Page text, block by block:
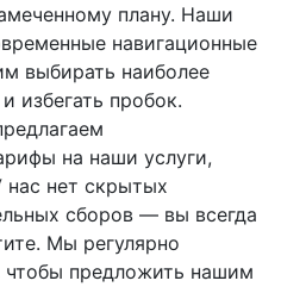
плану. Наши
навигационные
выбирать наиболее
избегать пробок.
на наши услуги,
нас нет скрытых
сборов — вы всегда
Мы регулярно
предложить нашим